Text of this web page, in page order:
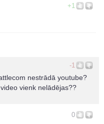
+1
-1
nestrādā youtube?
vienk nelādējas??
0